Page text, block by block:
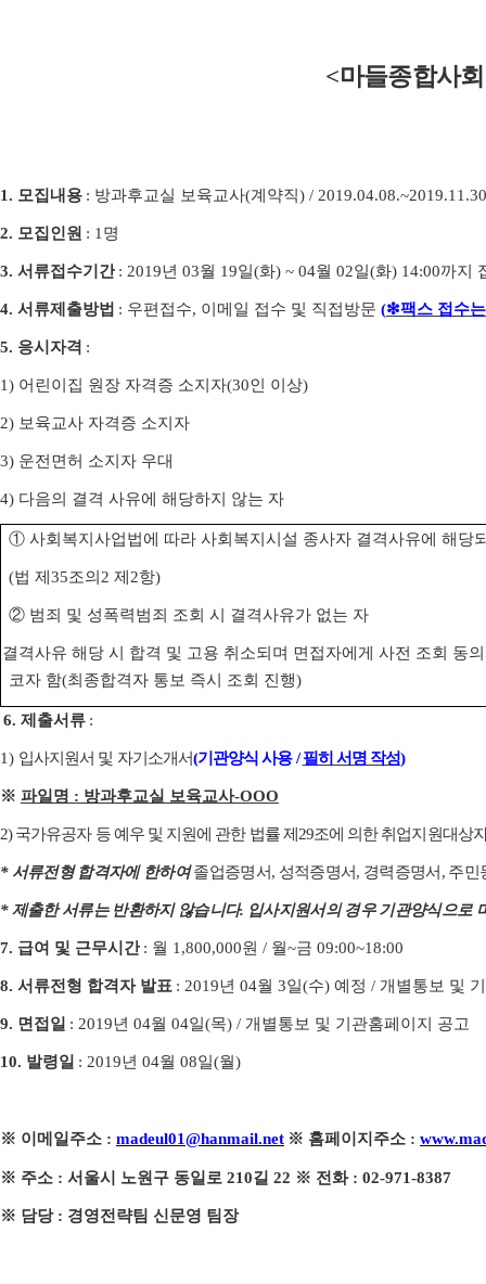
<마들종합사
1. 모집내용 : 방과후교실 보육교사(계약직) /
2. 모집인원 : 1명
3. 서류접수기간 : 2019년 03월 19일(화) ~ 04월 02일(화) 14:00까지
4. 서류제출방법 : 우편접수, 이메일 접수 및 직접방문 (❇팩스 접수
5. 응시자격 :
1) 어린이집 원장 자격증 소지자(30인 이상)
2) 보육교사 자격증 소지자
3) 운전면허 소지자 우대
4) 다음의 결격 사유에 해당하지 않는 자
① 사회복지사업법에 따라 사회복지시설 종사자 결격사유에 해당
(법 제 35조의 2 제 2항)
② 범죄 및 성폭력범죄 조회 시 결격사유가 없는 자
결격사유 해당 시 합격 및 고용 취소되며 면접자에게 사전 조회 동
코자 함(최종합격자 통보 즉시 조회 진행)
6. 제출서류 :
1) 입사지원서 및 자기소개서(기관양식 사용/필히 서명 작성)
※ 파일명 : 방과후교실 보육교사-OOO
2)국가유공자 등 예우 및 지원에 관한 법률 제 29조에 의한 취업지원대상
* 서류전형 합격자에 한하여졸업증명서, 성적증명서, 경력증명서 , 주민
*제출한 서류는 반환하지 않습니다. 입사지원서의 경우 기관양식으로
7. 급여 및 근무시간 : 월 1,800,000원 / 월~금 09:00~18:00
8. 서류전형 합격자 발표 : 2019년 04월 3일(수) 예정 / 개별통보 및
9. 면접일 : 2019년 04월 04일(목) / 개별통보 및 기관홈페이지 공고
10. 발령일 : 2019년 04월 08일(월)
※ 이메일주소 : madeul01@hanmail.net ※ 홈페이지주소 :
※ 주소 : 서울시 노원구 동일로 210길 22 ※ 전화 : 02-971-8387
※ 담당 : 경영전략팀 신문영 팀장